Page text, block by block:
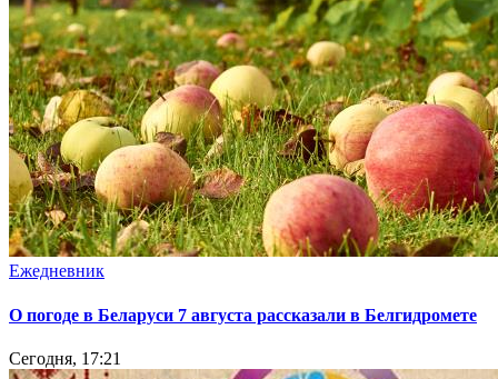
Ежедневник
О погоде в Беларуси 7 августа рассказали в Белгидромете
Сегодня, 17:21